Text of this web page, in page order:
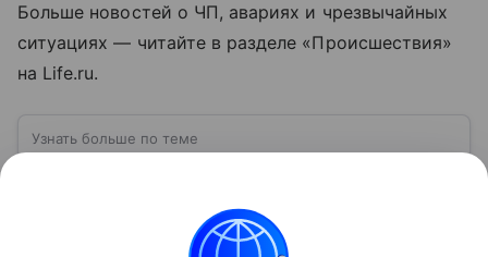
Больше новостей о ЧП, авариях и чрезвычайных
ситуациях — читайте в разделе «Происшествия»
на Life.ru.
Узнать больше по теме
Сотню лет назад устройства, которые летают без
пилота на борту и выполняют недоступные